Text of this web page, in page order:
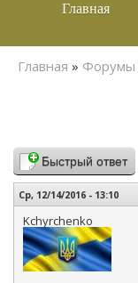
Главная
Вы здесь
Главная » Форумы
Быстрый ответ
Ср, 12/14/2016 - 13:10
Kchyrchenko